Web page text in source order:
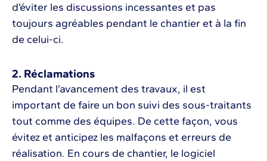
d’éviter les discussions incessantes et pas
toujours agréables pendant le chantier et à la fin
de celui-ci.
2. Réclamations
Pendant l’avancement des travaux, il est
important de faire un bon suivi des sous-traitants
tout comme des équipes. De cette façon, vous
évitez et anticipez les malfaçons et erreurs de
réalisation. En cours de chantier, le logiciel